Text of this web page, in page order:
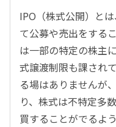
IPO（株式公開）と
て公募や売出をする
は一部の特定の株主
式譲渡制限も課され
る場はありませんが
り、株式は不特定多
買することがでるよ